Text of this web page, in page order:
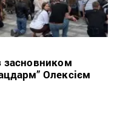
засновником
Олексієм